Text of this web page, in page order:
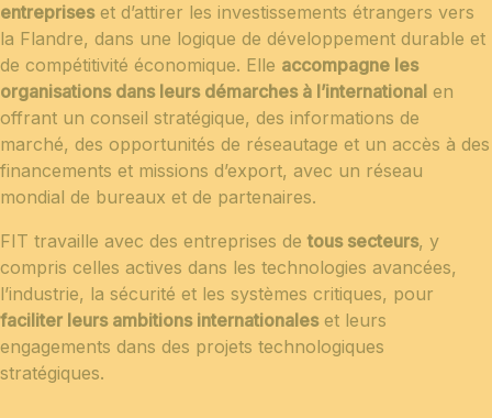
entrepriseset d’attirer les investissements étrangers vers
la Flandre, dans une logique de développement durable et
de compétitivité économique. Elle accompagne les
organisations dans leurs démarches à l’international en
offrant un conseil stratégique, des informations de
marché, des opportunités de réseautage et un accès à des
financements et missions d’export, avec un réseau
mondial de bureaux et de partenaires.
FIT travaille avec des entreprises detous secteurs, y
compris celles actives dans les technologies avancées,
l’industrie, la sécurité et les systèmes critiques, pour
faciliter leurs ambitions internationaleset leurs
engagements dans des projets technologiques
stratégiques.